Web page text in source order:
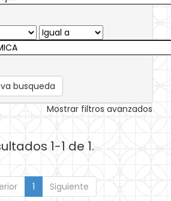
busqueda
Mostrar filtros avanzados
1-1 de 1.
1 Siguiente